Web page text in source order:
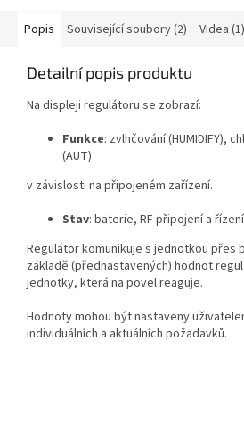
Popis Související soubory (2) Videa (1)
Detailní popis produktu
Na displeji regulátoru se zobrazí:
Funkce: zvlhčování (HUMIDIFY),
(AUT)
v závislosti na připojeném zařízení.
Stav: baterie, RF připojení a
Regulátor komunikuje s jednotkou přes
základě (přednastavených) hodnot
jednotky, která na povel reaguje.
Hodnoty mohou být nastaveny
individuálních a aktuálních požadavků.